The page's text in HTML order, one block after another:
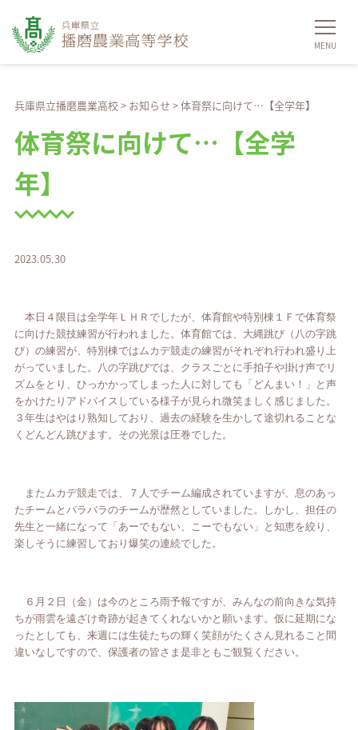
兵庫県立播磨農業高校> お知らせ >体育祭に向けて…【全学年】
体育祭に向けて…【全学
年】
2023.05.30
本日４限目は全学年ＬＨＲでしたが、体育館や特別棟１Ｆで体育祭
に向けた競技練習が行われました。体育館では、大縄跳び（八の字跳
び）の練習が、特別棟ではムカデ競走の練習がそれぞれ行われ盛り上
がっていました。八の字跳びでは、クラスごとに手拍子や掛け声でリ
ズムをとり、ひっかかってしまった人に対しても「どんまい！」と声
をかけたりアドバイスしている様子が見られ微笑ましく感じました。
３年生はやはり熟知しており、過去の経験を生かして途切れることな
くどんどん跳びます。その光景は圧巻でした。
またムカデ競走では、７人でチーム編成されていますが、息のあっ
たチームとバラバラのチームが歴然としていました。しかし、担任の
先生と一緒になって「あーでもない、こーでもない」と知恵を絞り、
楽しそうに練習しており爆笑の連続でした。
６月２日（金）は今のところ雨予報ですが、みんなの前向きな気持
ちが雨雲を遠ざけ奇跡が起きてくれないかと願います。仮に延期にな
ったとしても、来週には生徒たちの輝く笑顔がたくさん見れること間
違いなしですので、保護者の皆さま是非ともご観覧ください。